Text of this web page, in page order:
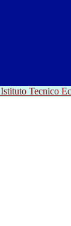
Istituto Tecnico